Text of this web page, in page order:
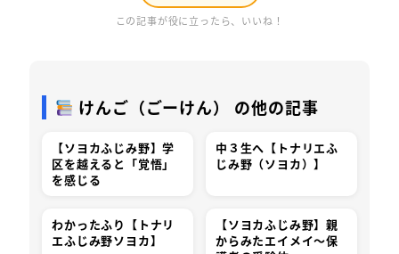
この記事が役に立ったら、いいね！
けんご（ごーけん） の他の記事
【ソヨカふじみ野】学
区を越えると「覚悟」
を感じる
中３生へ【トナリエふ
じみ野（ソヨカ）】
わかったふり【トナリ
エふじみ野ソヨカ】
【ソヨカふじみ野】親
からみたエイメイ～保